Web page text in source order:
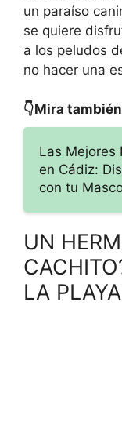
un paraíso
se quiere
a los peludos
no hacer una
👇Mira también
Las Mejores
en Cádiz:
con tu
UN
LA